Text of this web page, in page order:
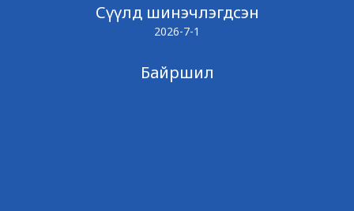
Сүүлд шинэчлэгдсэн
2026-7-1
Байршил